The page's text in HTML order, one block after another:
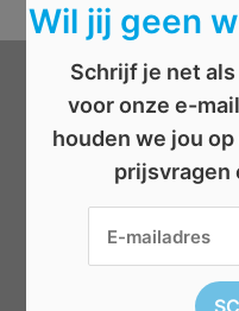
Categorieën
Boeken
Cadeau
Wil jij geen
Schrijf je net
voor onze e-
houden we jou
prijsvragen